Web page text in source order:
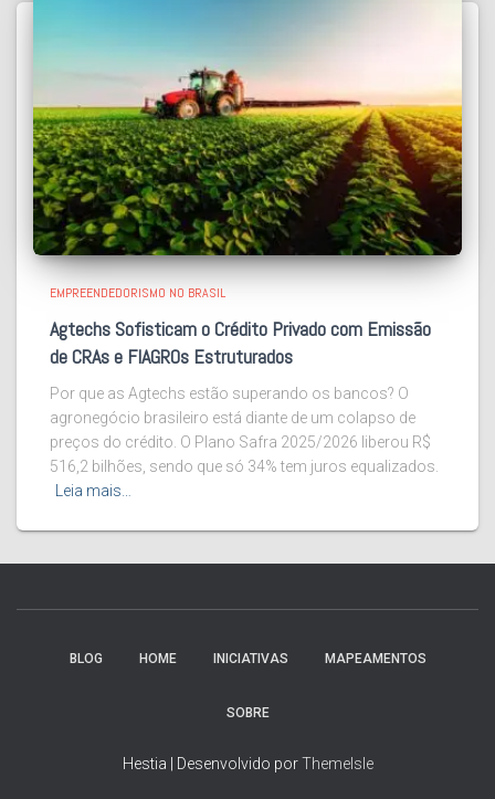
EMPREENDEDORISMO NO BRASIL
Agtechs Sofisticam o Crédito Privado com Emissão
de CRAs e FIAGROs Estruturados
Por que as Agtechs estão superando os bancos? O
agronegócio brasileiro está diante de um colapso de
preços do crédito. O Plano Safra 2025/2026 liberou R$
516,2 bilhões, sendo que só 34% tem juros equalizados.
Leia mais…
BLOG HOME INICIATIVAS MAPEAMENTOS
SOBRE
Hestia | Desenvolvido porThemeIsle